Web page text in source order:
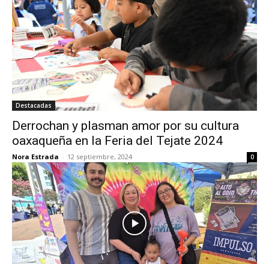
Destacadas
Derrochan y plasman amor por su cultura
oaxaqueña en la Feria del Tejate 2024
Nora Estrada - 12 septiembre, 2024 0